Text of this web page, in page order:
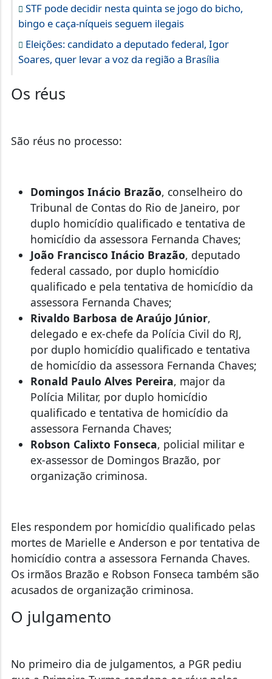
STF pode decidir nesta quinta se jogo do bicho,
bingo e caça-níqueis seguem ilegais
Eleições: candidato a deputado federal, Igor
Soares, quer levar a voz da região a Brasília
Os réus
São réus no processo:
Domingos Inácio Brazão, conselheiro do
Tribunal de Contas do Rio de Janeiro, por
duplo homicídio qualificado e tentativa de
homicídio da assessora Fernanda Chaves;
João Francisco Inácio Brazão, deputado
federal cassado, por duplo homicídio
qualificado e pela tentativa de homicídio da
assessora Fernanda Chaves;
Rivaldo Barbosa de Araújo Júnior,
delegado e ex-chefe da Polícia Civil do RJ,
por duplo homicídio qualificado e tentativa
de homicídio da assessora Fernanda Chaves;
Ronald Paulo Alves Pereira, major da
Polícia Militar, por duplo homicídio
qualificado e tentativa de homicídio da
assessora Fernanda Chaves;
Robson Calixto Fonseca, policial militar e
ex-assessor de Domingos Brazão, por
organização criminosa.
Eles respondem por homicídio qualificado pelas
mortes de Marielle e Anderson e por tentativa de
homicídio contra a assessora Fernanda Chaves.
Os irmãos Brazão e Robson Fonseca também são
acusados de organização criminosa.
O julgamento
No primeiro dia de julgamentos, a PGR pediu